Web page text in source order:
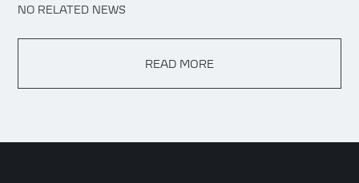
NO RELATED NEWS
READ MORE